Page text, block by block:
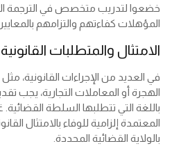
خضعوا لتدريب متخصص في الترجمة
المؤهلات كفاءتهم والتزامهم
الامتثال والمتطلبات
في العديد من الإجراءات القانونية،
الهجرة أو المعاملات التجارية، يجب
باللغة التي تتطلبها السلطة القضائية.
المعتمدة إلزامية للوفاء بالامتثال
بالولاية القضائية المحددة.